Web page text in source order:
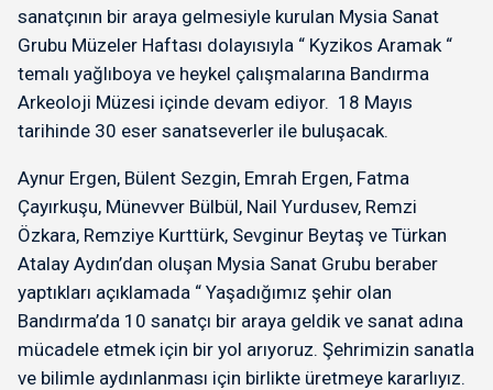
sanatçının bir araya gelmesiyle kurulan Mysia Sanat
Grubu Müzeler Haftası dolayısıyla “ Kyzikos Aramak “
temalı yağlıboya ve heykel çalışmalarına Bandırma
Arkeoloji Müzesi içinde devam ediyor. 18 Mayıs
tarihinde 30 eser sanatseverler ile buluşacak.
Aynur Ergen, Bülent Sezgin, Emrah Ergen, Fatma
Çayırkuşu, Münevver Bülbül, Nail Yurdusev, Remzi
Özkara, Remziye Kurttürk, Sevginur Beytaş ve Türkan
Atalay Aydın’dan oluşan Mysia Sanat Grubu beraber
yaptıkları açıklamada “ Yaşadığımız şehir olan
Bandırma’da 10 sanatçı bir araya geldik ve sanat adına
mücadele etmek için bir yol arıyoruz. Şehrimizin sanatla
ve bilimle aydınlanması için birlikte üretmeye kararlıyız.